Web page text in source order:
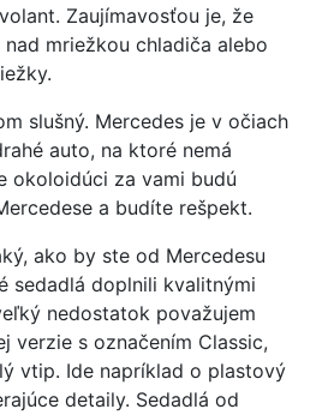
Zaujímavosťou je, že
mriežkou chladiča alebo
slušný. Mercedes je v očiach
auto, na ktoré nemá
okoloidúci za vami budú
a budíte rešpekt.
ako by ste od Mercedesu
sedadlá doplnili kvalitnými
nedostatok považujem
verzie s označením Classic,
vtip. Ide napríklad o plastový
detaily. Sedadlá od